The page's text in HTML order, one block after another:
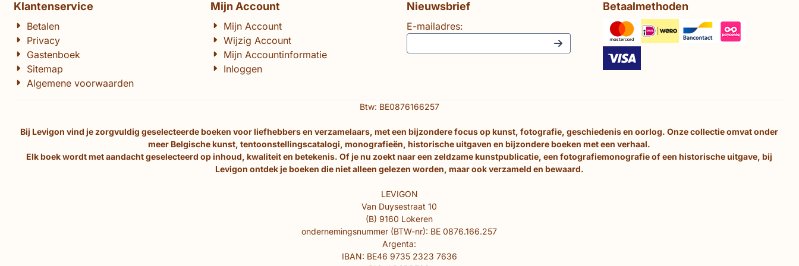
Klantenservice
Betalen
Privacy
Gastenboek
Sitemap
Algemene voorwaarden
Mijn Account
Mijn Account
Wijzig Account
Mijn Accountinformatie
Inloggen
Nieuwsbrief
E-mailadres:
Betaalmethoden
Btw: BE0876166257
Bij Levigon vind je zorgvuldig geselecteerde boeken voor liefhebbers en verzamelaars, met een bijzondere focus op kunst, fotografie, geschiedenis en oorlog. Onze collectie omvat onder
meer Belgische kunst, tentoonstellingscatalogi, monografieën, historische uitgaven en bijzondere boeken met een verhaal.
Elk boek wordt met aandacht geselecteerd op inhoud, kwaliteit en betekenis. Of je nu zoekt naar een zeldzame kunstpublicatie, een fotografiemonografie of een historische uitgave, bij
Levigon ontdek je boeken die niet alleen gelezen worden, maar ook verzameld en bewaard.
LEVIGON
Van Duysestraat 10
(B) 9160 Lokeren
ondernemingsnummer (BTW-nr): BE 0876.166.257
Argenta:
IBAN: BE46 9735 2323 7636